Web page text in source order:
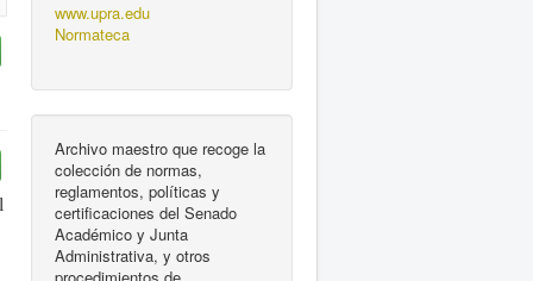
www.upra.edu
Normateca
Archivo maestro que recoge la
colección de normas,
reglamentos, políticas y
certificaciones del Senado
Académico y Junta
Administrativa, y otros